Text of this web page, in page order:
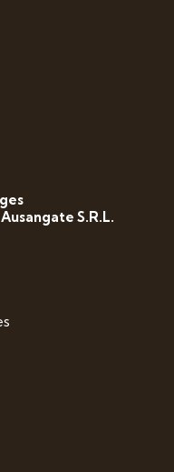
S.R.L.